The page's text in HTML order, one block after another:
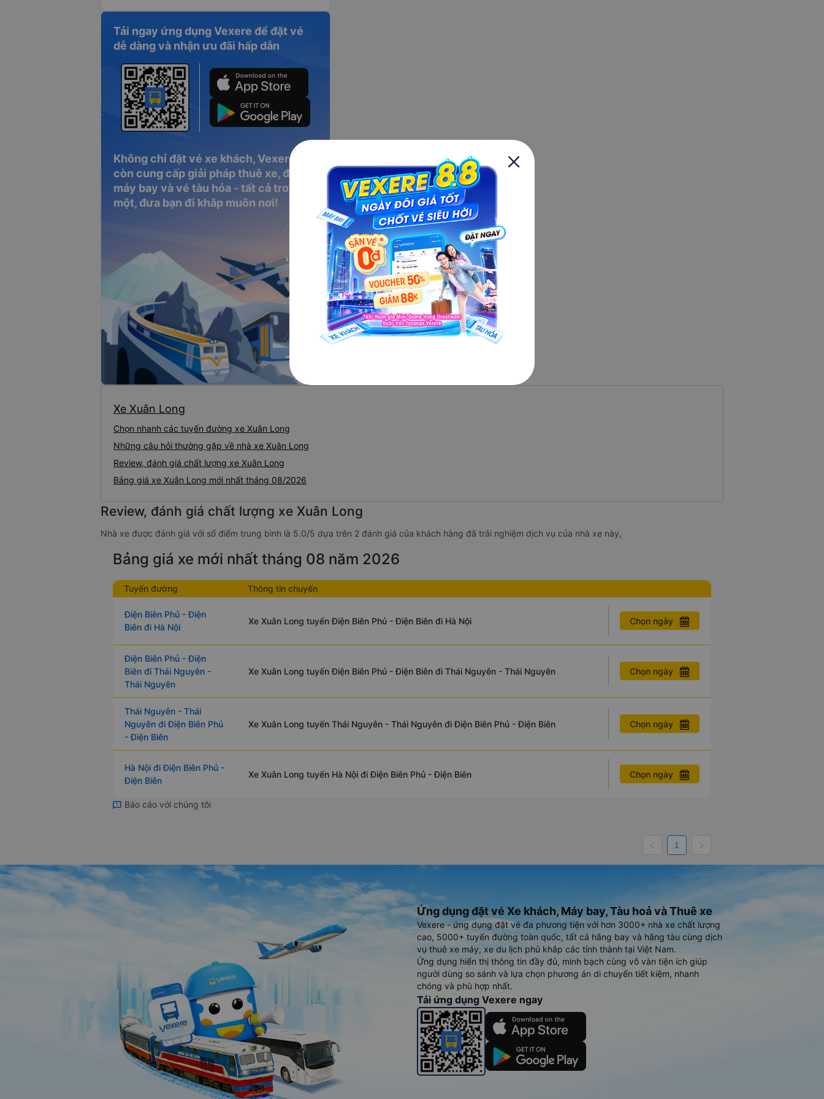
Tải ngay ứng dụng Vexere để đặt vé
dễ dàng và nhận ưu đãi hấp dẫn
Không chỉ đặt vé xe khách, Vexere
còn cung cấp giải pháp thuê xe, đặt vé
máy bay và vé tàu hỏa - tất cả trong
một, đưa bạn đi khắp muôn nơi!
Xe Xuân Long
Chọn nhanh các tuyến đường xe Xuân Long
Những câu hỏi thường gặp về nhà xe Xuân Long
Review, đánh giá chất lượng xe Xuân Long
Bảng giá xe Xuân Long mới nhất tháng 08/2026
Review, đánh giá chất lượng xe Xuân Long
Nhà xe được đánh giá với số điểm trung bình là 5.0/5 dựa trên 2 đánh giá của khách hàng đã trải nghiệm dịch vụ của nhà xe này,
Bảng giá xe mới nhất tháng 08 năm 2026
Tuyến đường Thông tin chuyến
Điện Biên Phủ - Điện
Biên đi Hà Nội
Xe Xuân Long tuyến Điện Biên Phủ - Điện Biên đi Hà Nội Chọn ngày
Điện Biên Phủ - Điện
Biên đi Thái Nguyên -
Thái Nguyên
Xe Xuân Long tuyến Điện Biên Phủ - Điện Biên đi Thái Nguyên - Thái Nguyên Chọn ngày
Thái Nguyên - Thái
Nguyên đi Điện Biên Phủ
- Điện Biên
Xe Xuân Long tuyến Thái Nguyên - Thái Nguyên đi Điện Biên Phủ - Điện Biên Chọn ngày
Hà Nội đi Điện Biên Phủ -
Điện Biên
Xe Xuân Long tuyến Hà Nội đi Điện Biên Phủ - Điện Biên Chọn ngày
Báo cáo với chúng tôi
1
Ứng dụng đặt vé Xe khách, Máy bay, Tàu hoả và Thuê xe
Vexere - ứng dụng đặt vé đa phương tiện với hơn 3000+ nhà xe chất lượng
cao, 5000+ tuyến đường toàn quốc, tất cả hãng bay và hãng tàu cùng dịch
vụ thuê xe máy, xe du lịch phủ khắp các tỉnh thành tại Việt Nam.
Ứng dụng hiển thị thông tin đầy đủ, minh bạch cùng vô vàn tiện ích giúp
người dùng so sánh và lựa chọn phương án di chuyển tiết kiệm, nhanh
chóng và phù hợp nhất.
Tải ứng dụng Vexere ngay